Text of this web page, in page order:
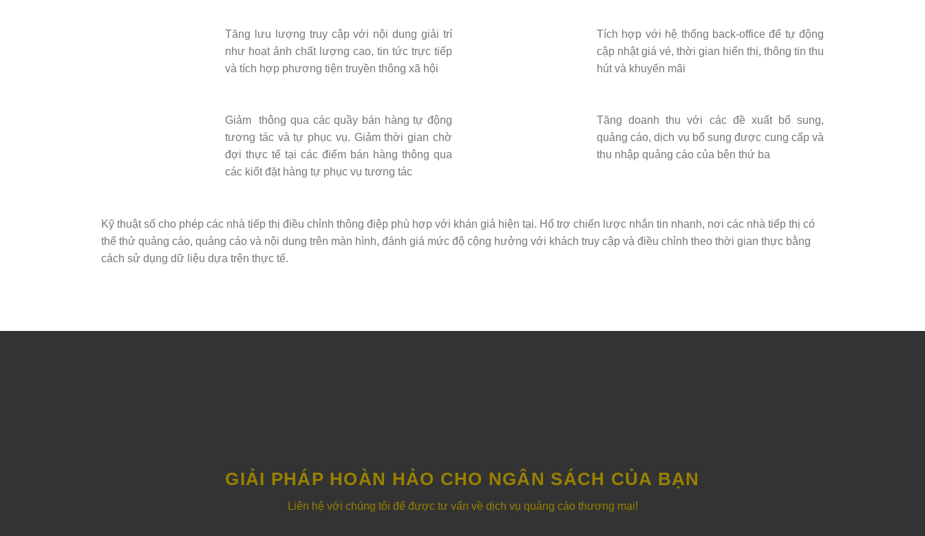
Tăng lưu lượng truy cập với nội dung giải trí
như hoạt ảnh chất lượng cao, tin tức trực tiếp
và tích hợp phương tiện truyền thông xã hội
Tích hợp với hệ thống back-office để tự động
cập nhật giá vé, thời gian hiển thị, thông tin thu
hút và khuyến mãi
Giảm thông qua các quầy bán hàng tự động
tương tác và tự phục vụ. Giảm thời gian chờ
đợi thực tế tại các điểm bán hàng thông qua
các kiốt đặt hàng tự phục vụ tương tác
Tăng doanh thu với các đề xuất bổ sung,
quảng cáo, dịch vụ bổ sung được cung cấp và
thu nhập quảng cáo của bên thứ ba
Kỹ thuật số cho phép các nhà tiếp thị điều chỉnh thông điệp phù hợp với khán giả hiện tại. Hổ trợ chiến lược nhắn tin nhanh, nơi các nhà tiếp thị có
thể thử quảng cáo, quảng cáo và nội dung trên màn hình, đánh giá mức độ cộng hưởng với khách truy cập và điều chỉnh theo thời gian thực bằng
cách sử dụng dữ liệu dựa trên thực tế.
GIẢI PHÁP HOÀN HẢO CHO NGÂN SÁCH CỦA BẠN
Liên hệ với chúng tôi để được tư vấn về dịch vụ quảng cáo thương mại!